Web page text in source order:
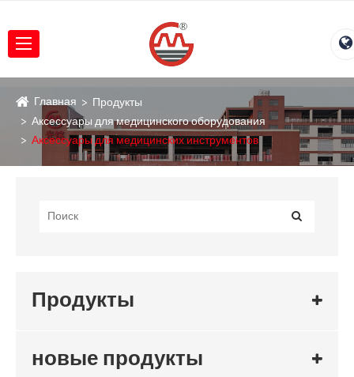
Главная
Продукты
Аксессуары для медицинского оборудования
Аксессуары для медицинских инструментов
Продукты
новые продукты